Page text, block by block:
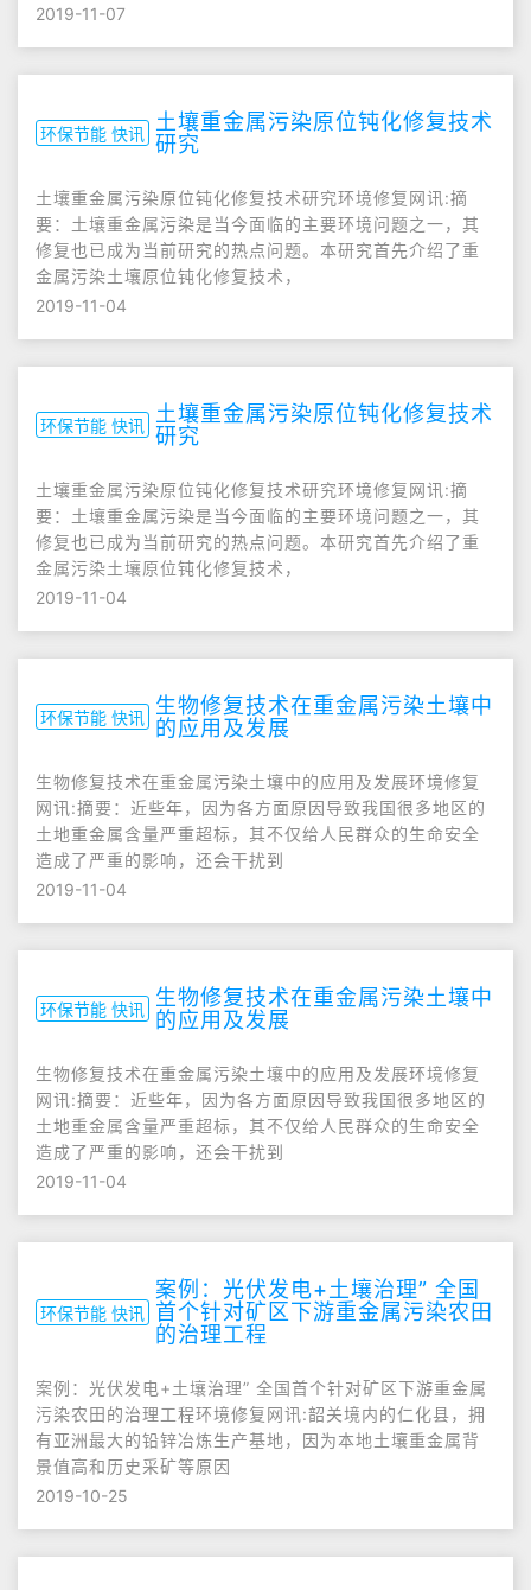
2019-11-07
环保节能 快讯
土壤重金属污染原位钝化修复技术
研究
土壤重金属污染原位钝化修复技术研究环境修复网讯:摘
要：土壤重金属污染是当今面临的主要环境问题之一，其
修复也已成为当前研究的热点问题。本研究首先介绍了重
金属污染土壤原位钝化修复技术，
2019-11-04
环保节能 快讯
土壤重金属污染原位钝化修复技术
研究
土壤重金属污染原位钝化修复技术研究环境修复网讯:摘
要：土壤重金属污染是当今面临的主要环境问题之一，其
修复也已成为当前研究的热点问题。本研究首先介绍了重
金属污染土壤原位钝化修复技术，
2019-11-04
环保节能 快讯 生物修复技术在重金属污染土壤中
的应用及发展
生物修复技术在重金属污染土壤中的应用及发展环境修复
网讯:摘要：近些年，因为各方面原因导致我国很多地区的
土地重金属含量严重超标，其不仅给人民群众的生命安全
造成了严重的影响，还会干扰到
2019-11-04
环保节能 快讯 生物修复技术在重金属污染土壤中
的应用及发展
生物修复技术在重金属污染土壤中的应用及发展环境修复
网讯:摘要：近些年，因为各方面原因导致我国很多地区的
土地重金属含量严重超标，其不仅给人民群众的生命安全
造成了严重的影响，还会干扰到
2019-11-04
环保节能 快讯
案例：光伏发电+土壤治理” 全国
首个针对矿区下游重金属污染农田
的治理工程
案例：光伏发电+土壤治理” 全国首个针对矿区下游重金属
污染农田的治理工程环境修复网讯:韶关境内的仁化县，拥
有亚洲最大的铅锌冶炼生产基地，因为本地土壤重金属背
景值高和历史采矿等原因
2019-10-25